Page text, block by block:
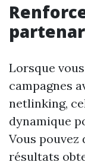
Lorsque
campagnes
netlinking,
dynamique
Vous pouvez
résultats